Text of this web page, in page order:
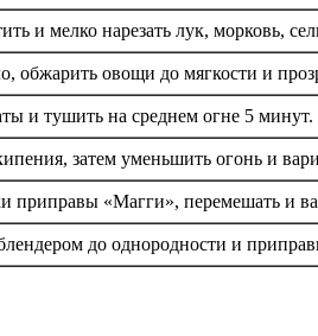
и мелко нарезать лук, морковь,
обжарить овощи до мягкости и
и тушить на среднем огне 5 минут.
затем уменьшить огонь и
приправы «Магги», перемешать и
до однородности и